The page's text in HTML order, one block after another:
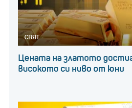
СВЯТ
Цената на златото
високото си ниво от юни